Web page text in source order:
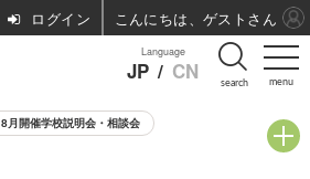
menu
Language
JP / CN search
8月開催学校説明会・相談会
ログイン こんにちは、ゲストさん